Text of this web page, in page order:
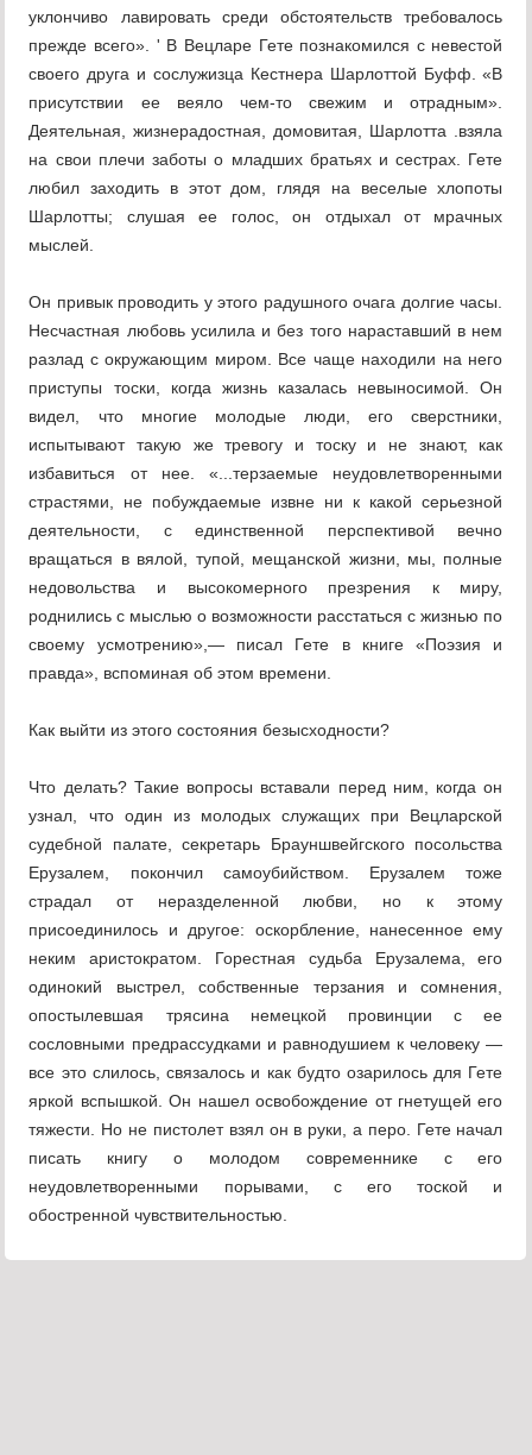
уклончиво лавировать среди обстоятельств требовалось
прежде всего». ' В Вецларе Гете познакомился с невестой
своего друга и сослужизца Кестнера Шарлоттой Буфф. «В
присутствии ее веяло чем-то свежим и отрадным».
Деятельная, жизнерадостная, домовитая, Шарлотта .взяла
на свои плечи заботы о младших братьях и сестрах. Гете
любил заходить в этот дом, глядя на веселые хлопоты
Шарлотты; слушая ее голос, он отдыхал от мрачных
мыслей.
Он привык проводить у этого радушного очага долгие часы.
Несчастная любовь усилила и без того нараставший в нем
разлад с окружающим миром. Все чаще находили на него
приступы тоски, когда жизнь казалась невыносимой. Он
видел, что многие молодые люди, его сверстники,
испытывают такую же тревогу и тоску и не знают, как
избавиться от нее. «...терзаемые неудовлетворенными
страстями, не побуждаемые извне ни к какой серьезной
деятельности, с единственной перспективой вечно
вращаться в вялой, тупой, мещанской жизни, мы, полные
недовольства и высокомерного презрения к миру,
роднились с мыслью о возможности расстаться с жизнью по
своему усмотрению»,— писал Гете в книге «Поэзия и
правда», вспоминая об этом времени.
Как выйти из этого состояния безысходности?
Что делать? Такие вопросы вставали перед ним, когда он
узнал, что один из молодых служащих при Вецларской
судебной палате, секретарь Брауншвейгского посольства
Ерузалем, покончил самоубийством. Ерузалем тоже
страдал от неразделенной любви, но к этому
присоединилось и другое: оскорбление, нанесенное ему
неким аристократом. Горестная судьба Ерузалема, его
одинокий выстрел, собственные терзания и сомнения,
опостылевшая трясина немецкой провинции с ее
сословными предрассудками и равнодушием к человеку —
все это слилось, связалось и как будто озарилось для Гете
яркой вспышкой. Он нашел освобождение от гнетущей его
тяжести. Но не пистолет взял он в руки, а перо. Гете начал
писать книгу о молодом современнике с его
неудовлетворенными порывами, с его тоской и
обостренной чувствительностью.